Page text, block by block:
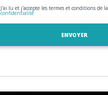
J'ai lu et j'accepte les termes et conditions de la
confidentialité